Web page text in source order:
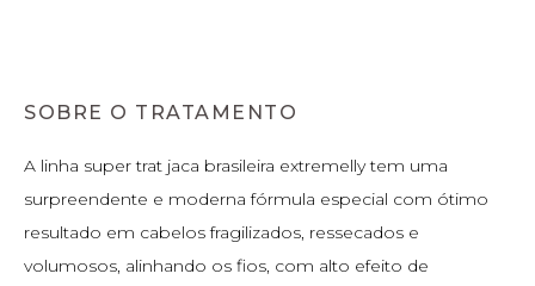
SOBRE O TRATAMENTO
A linha super trat jaca brasileira extremelly tem uma
surpreendente e moderna fórmula especial com ótimo
resultado em cabelos fragilizados, ressecados e
volumosos, alinhando os fios, com alto efeito de